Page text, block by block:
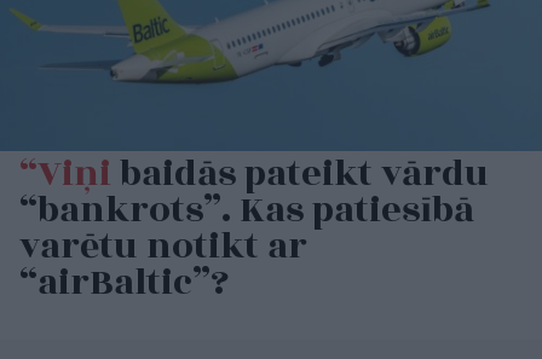
“Viņibaidās pateikt vārdu
“bankrots”. Kas patiesībā
varētu notikt ar
“airBaltic”?